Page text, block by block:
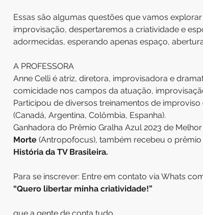
Essas são algumas questões que vamos
improvisação, despertaremos a criatividade e
adormecidas, esperando apenas espaço,
A PROFESSORA
Anne Celli é atriz, diretora, improvisadora e
comicidade nos campos da atuação,
Participou de diversos treinamentos de
(Canadá, Argentina, Colômbia, Espanha).
Ganhadora do Prêmio Gralha Azul 2023 de
Morte (Antropofocus), também recebeu o
História da TV Brasileira.
Para se inscrever: Entre em contato via Whats
“Quero libertar minha criatividade!”
que a gente de conta tudo.